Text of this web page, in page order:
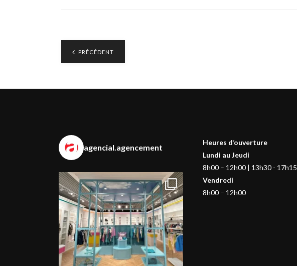
PRÉCÉDENT
agencial.agencement
Heures d’ouverture
Lundi au Jeudi
8h00 – 12h00 | 13h30 - 17h15
Vendredi
8h00 – 12h00